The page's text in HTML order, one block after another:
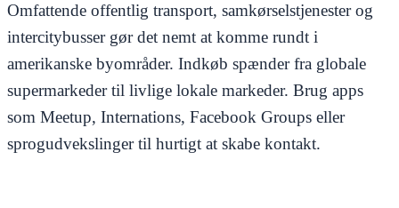
Omfattende offentlig transport, samkørselstjenester og
intercitybusser gør det nemt at komme rundt i
amerikanske byområder. Indkøb spænder fra globale
supermarkeder til livlige lokale markeder. Brug apps
som Meetup, Internations, Facebook Groups eller
sprogudvekslinger til hurtigt at skabe kontakt.